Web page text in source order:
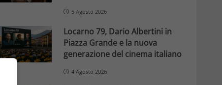
5 Agosto 2026
Locarno 79, Dario Albertini in
Piazza Grande e la nuova
generazione del cinema italiano
4 Agosto 2026